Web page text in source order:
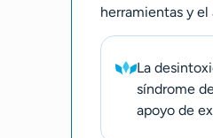
herramientas y
La
síndrome
apoyo de